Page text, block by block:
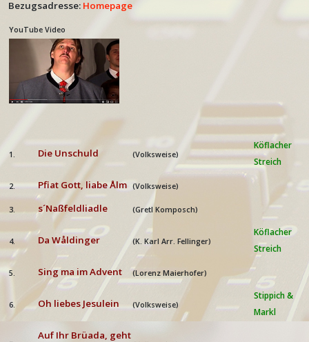
Bezugsadresse: Homepage
YouTube Video
1. Die Unschuld (Volksweise)
Köflacher
Streich
2. Pfiat Gott, liabe Ålm (Volksweise)
3. s´Naßfeldliadle (Gretl Komposch)
4. Da Wåldinger (K. Karl Arr. Fellinger)
Köflacher
Streich
5. Sing ma im Advent (Lorenz Maierhofer)
6. Oh liebes Jesulein (Volksweise)
Stippich &
Markl
Auf Ihr Brüada, geht